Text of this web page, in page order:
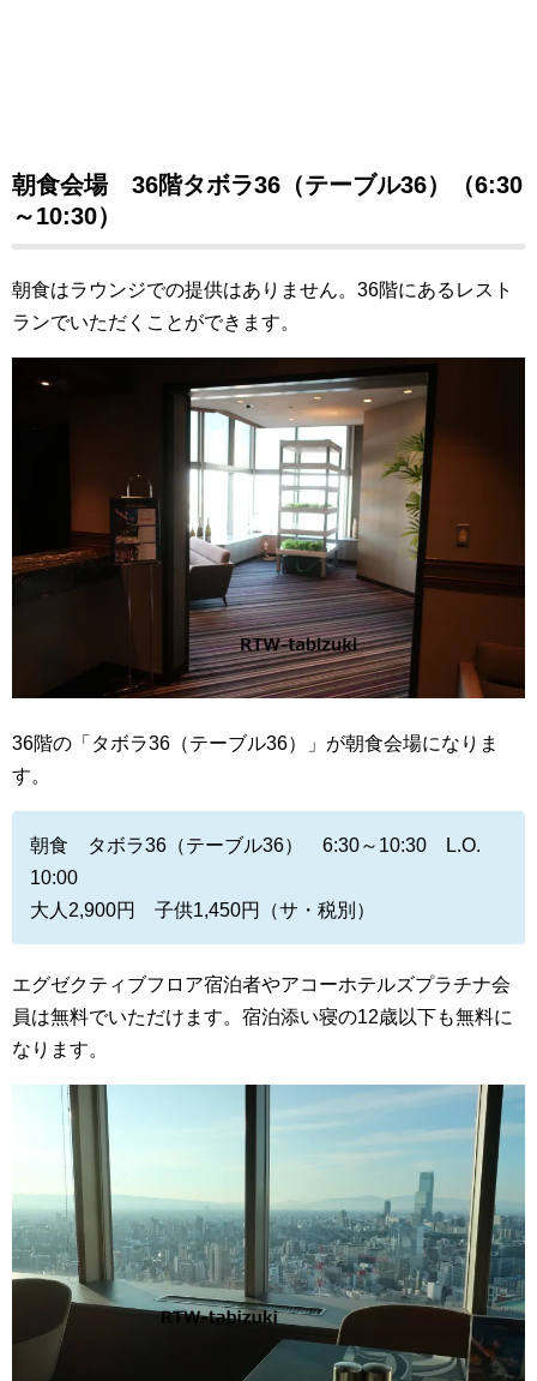
朝食会場 36階タボラ36（テーブル36）（6:30
～10:30）
朝食はラウンジでの提供はありません。36階にあるレスト
ランでいただくことができます。
36階の「タボラ36（テーブル36）」が朝食会場になりま
す。
朝食 タボラ36（テーブル36） 6:30～10:30 L.O.
10:00
大人2,900円 子供1,450円（サ・税別）
エグゼクティブフロア宿泊者やアコーホテルズプラチナ会
員は無料でいただけます。宿泊添い寝の12歳以下も無料に
なります。